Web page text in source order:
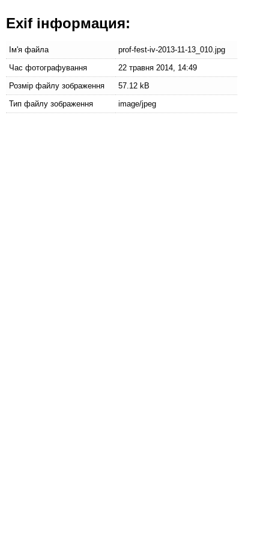
Exif інформация:
Ім'я файла
prof-fest-iv-2013-11-13_010.jpg
Час фотографування
22 травня 2014, 14:49
Розмір файлу зображення
57.12 kB
Тип файлу зображення
image/jpeg